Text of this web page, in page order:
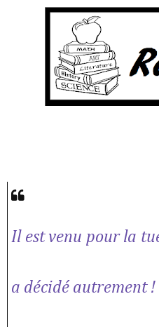
Il est venu pour la
a décidé autrement !